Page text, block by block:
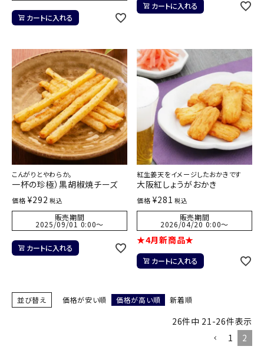
カートに入れる
カートに入れる
こんがりとやわらか。
一杯の珍極）黒胡椒焼チーズ
価格 ¥292 税込
販売期間
2025/09/01 0:00〜
カートに入れる
紅生姜天をイメージしたおかきです
大阪紅しょうがおかき
価格 ¥281 税込
販売期間
2026/04/20 0:00〜
★4月新商品★
カートに入れる
並び替え 価格が安い順 価格が高い順 新着順
26件中 21-26件表示
1
2